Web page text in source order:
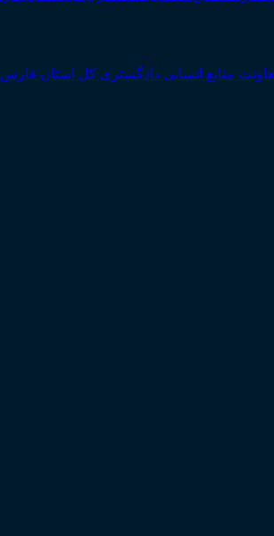
منابع انسانی دادگستری کل استان فارس